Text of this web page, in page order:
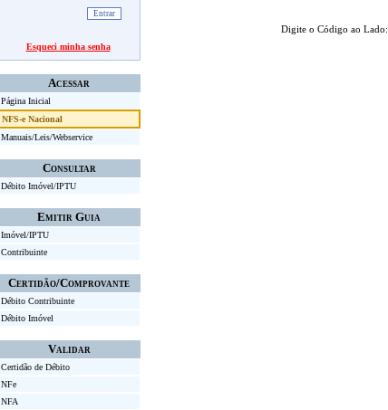
Esqueci minha senha
Acessar
Página Inicial
NFS-e Nacional
Manuais/Leis/Webservice
Consultar
Débito Imóvel/IPTU
Emitir Guia
Imóvel/IPTU
Contribuinte
Certidão/Comprovante
Débito Contribuinte
Débito Imóvel
Validar
Certidão de Débito
NFe
NFA
Digite o Código ao Lado: